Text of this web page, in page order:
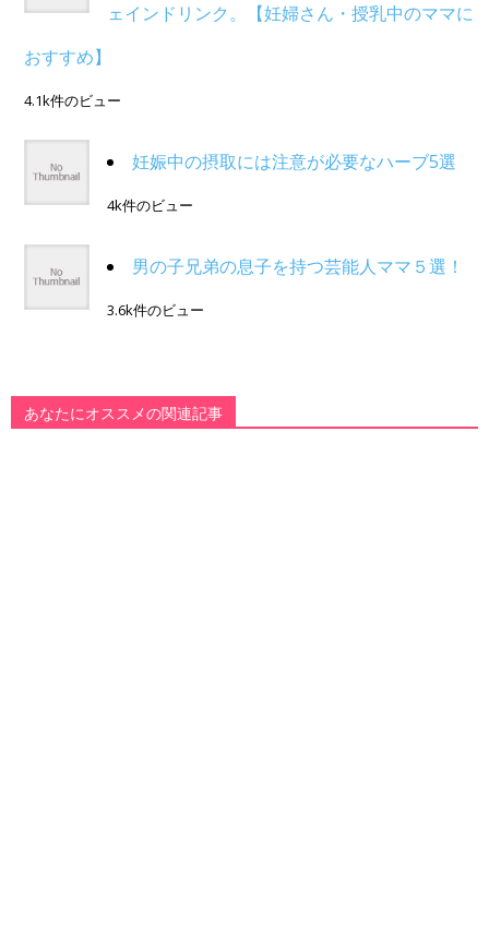
ェインドリンク。【妊婦さん・授乳中のママに
おすすめ】
4.1k件のビュー
妊娠中の摂取には注意が必要なハーブ5選
4k件のビュー
男の子兄弟の息子を持つ芸能人ママ５選！
3.6k件のビュー
あなたにオススメの関連記事